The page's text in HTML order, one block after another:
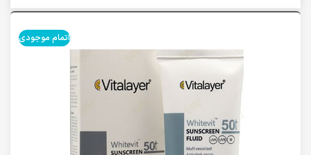
اتمام موجودی